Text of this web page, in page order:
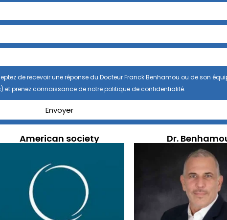
de recevoir une réponse du Docteur Franck Benhamou ou de son
prenez connaissance de notre politique de confidentialité.
Envoyer
American society Dr.